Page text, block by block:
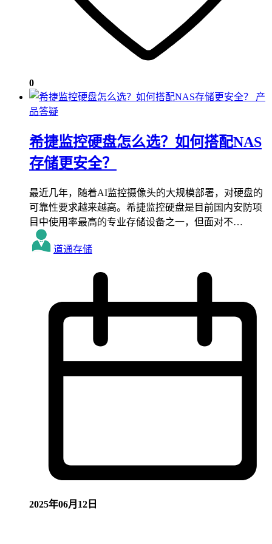
0
产
品答疑
希捷监控硬盘怎么选？如何搭配NAS
存储更安全？
最近几年，随着AI监控摄像头的大规模部署，对硬盘的
可靠性要求越来越高。希捷监控硬盘是目前国内安防项
目中使用率最高的专业存储设备之一，但面对不…
道通存储
2025年06月12日